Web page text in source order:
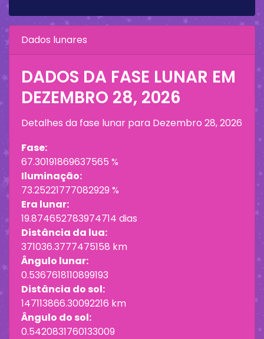
Dados lunares
DADOS DA FASE LUNAR EM
DEZEMBRO 28, 2026
Detalhes da fase lunar para Dezembro 28, 2026
Fase:
67.30191869637565 %
Iluminação:
73.25221777082929 %
Era lunar:
19.874652783974714 dias
Distância da lua:
371036.3777475158 km
Ângulo lunar:
0.5367618110899193
Distância do sol:
147113866.30092216 km
Ângulo do sol:
0.5420831760133009